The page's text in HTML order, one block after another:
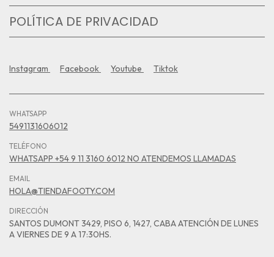
POLÍTICA DE PRIVACIDAD
Instagram Facebook Youtube Tiktok
WHATSAPP
5491131606012
TELÉFONO
WHATSAPP +54 9 11 3160 6012 NO ATENDEMOS LLAMADAS
EMAIL
HOLA@TIENDAFOOTY.COM
DIRECCIÓN
SANTOS DUMONT 3429, PISO 6, 1427, CABA ATENCIÓN DE LUNES
A VIERNES DE 9 A 17:30HS.